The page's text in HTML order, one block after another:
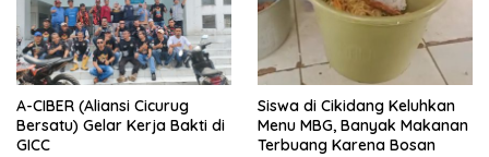
A-CIBER (Aliansi Cicurug
Bersatu) Gelar Kerja Bakti di
GICC
Siswa di Cikidang Keluhkan
Menu MBG, Banyak Makanan
Terbuang Karena Bosan